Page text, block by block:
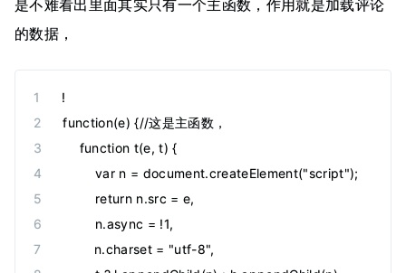
是不难看出里面其实只有一个主函数，作用就是加载评论
的数据，
!
function(e) {//这是主函数，
    function t(e, t) {
        var n = document.createElement("script");
        return n.src = e,
        n.async = !1,
        n.charset = "utf-8",